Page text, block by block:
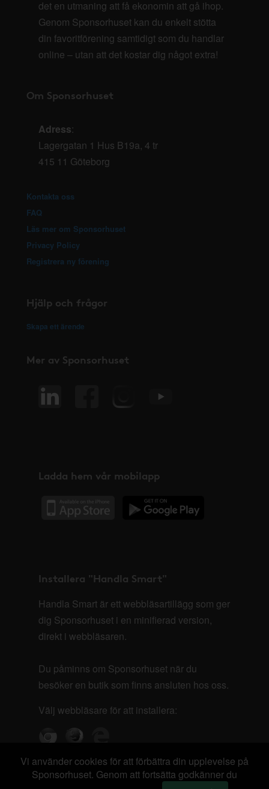
det en utmaning att få ekonomin att gå ihop.
Genom Sponsorhuset kan du enkelt stötta
din favoritförening samtidigt som du handlar
online – utan att det kostar dig något extra!
Om Sponsorhuset
Adress:
Lagergatan 1 Hus B19a, 4 tr
415 11 Göteborg
Kontakta oss
FAQ
Läs mer om Sponsorhuset
Privacy Policy
Registrera ny förening
Hjälp och frågor
Skapa ett ärende
Mer av Sponsorhuset
Ladda hem vår mobilapp
Installera "Handla Smart"
Handla Smart är ett webbläsartillägg som ger
dig Sponsorhuset i en minifierad version,
direkt i webbläsaren.
Du påminns om Sponsorhuset när du
besöker en butik som finns ansluten hos oss.
Välj webbläsare för att installera:
Vi använder cookies för att förbättra din upplevelse på
Sponsorhuset. Genom att fortsätta godkänner du